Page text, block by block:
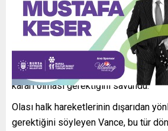
Vance, Rıza Pehlevi’nin İran’da
politikanın söz konusu olmadığını
“PEHLEVİ’Yİ İKTİDARA TAŞIMA
ifadesiyle, İran’daki siyasi değişimin
kararı olması gerektiğini savundu.
Olası halk hareketlerinin dışarıdan
gerektiğini söyleyen Vance, bu tür